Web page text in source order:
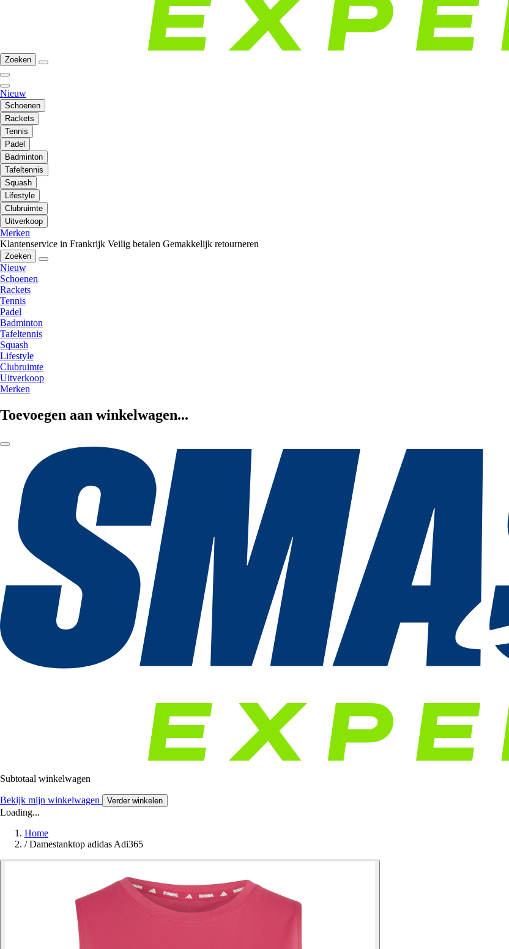
Zoeken
Nieuw
Schoenen
Rackets
Tennis
Padel
Badminton
Tafeltennis
Squash
Lifestyle
Clubruimte
Uitverkoop
Merken
Klantenservice in Frankrijk Veilig betalen Gemakkelijk retourneren
Zoeken
Nieuw
Schoenen
Rackets
Tennis
Padel
Badminton
Tafeltennis
Squash
Lifestyle
Clubruimte
Uitverkoop
Merken
Toevoegen aan winkelwagen...
Subtotaal winkelwagen
Bekijk mijn winkelwagen Verder winkelen
Loading...
Home
/ Damestanktop adidas Adi365